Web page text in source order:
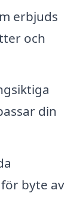
erbjuds
och
din
byte av